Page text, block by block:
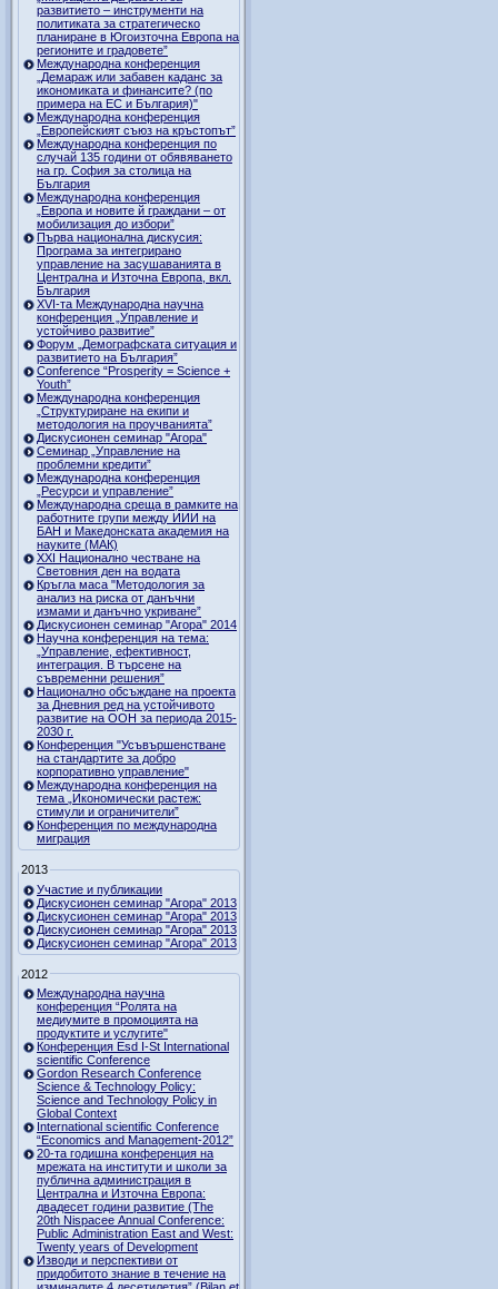
развитието – инструменти на
политиката за стратегическо
планиране в Югоизточна Европа на
регионите и градовете”
Международна конференция
„Демараж или забавен каданс за
икономиката и финансите? (по
примера на ЕС и България)"
Международна конференция
„Европейският съюз на кръстопът”
Международна конференция по
случай 135 години от обявяването
на гр. София за столица на
България
Международна конференция
„Европа и новите й граждани – от
мобилизация до избори”
Първа национална дискусия:
Програма за интегрирано
управление на засушаванията в
Централна и Източна Европа, вкл.
България
ХVI-та Международна научна
конференция „Управление и
устойчиво развитие”
Форум „Демографската ситуация и
развитието на България”
Conference “Prosperity = Science +
Youth”
Международна конференция
„Структуриране на екипи и
методология на проучванията”
Дискусионен семинар "Агора"
Семинар „Управление на
проблемни кредити”
Международна конференция
„Ресурси и управление”
Международна среща в рамките на
работните групи между ИИИ на
БАН и Македонската академия на
науките (МАК)
XXI Национално честване на
Световния ден на водата
Кръгла маса "Методология за
анализ на риска от данъчни
измами и данъчно укриване”
Дискусионен семинар "Агора" 2014
Научна конференция на тема:
„Управление, ефективност,
интеграция. В търсене на
съвременни решения”
Национално обсъждане на проекта
за Дневния ред на устойчивото
развитие на ООН за периода 2015-
2030 г.
Конференция "Усъвършенстване
на стандартите за добро
корпоративно управление"
Международна конференция на
тема „Икономически растеж:
стимули и ограничители”
Конференция по международна
миграция
2013
Участие и публикации
Дискусионен семинар "Агора" 2013
Дискусионен семинар "Агора" 2013
Дискусионен семинар "Агора" 2013
Дискусионен семинар "Агора" 2013
2012
Международна научна
конференция “Ролята на
медиумите в промоцията на
продуктите и услугите"
Конференция Esd I-St International
scientific Conference
Gordon Research Сonference
Science & Technology Policy:
Science and Technology Policy in
Global Context
International scientific Conference
“Economics and Management-2012”
20-та годишна конференция на
мрежата на институти и школи за
публична администрация в
Централна и Източна Европа:
двадесет години развитие (The
20th Nispacee Annual Conference:
Public Administration East and West:
Twenty years of Development
Изводи и перспективи от
придобитото знание в течение на